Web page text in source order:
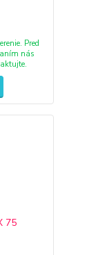
Pred
nás